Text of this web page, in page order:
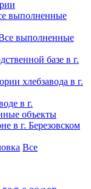
выполненные
выполненные
базе в г.
хлебзавода в г.
в г.
объекты
в г. Березовском
Все